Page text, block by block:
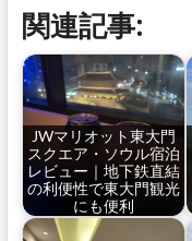
関連記事:
JWマリオット東大門
スクエア・ソウル宿泊
レビュー｜地下鉄直結
の利便性で東大門観光
にも便利